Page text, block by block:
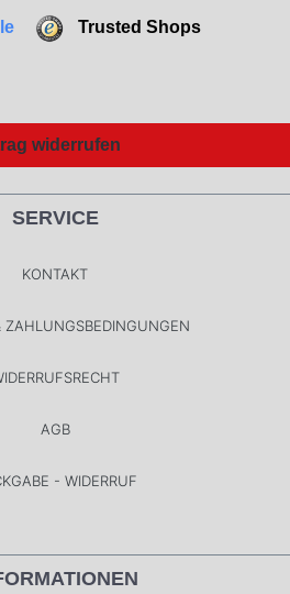
Trusted Shops
widerrufen
SERVICE
KONTAKT
ZAHLUNGSBEDINGUNGEN
AGB
- WIDERRUF